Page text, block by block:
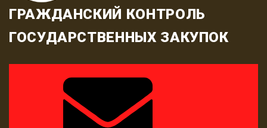
ГРАЖДАНСКИЙ КОНТРОЛЬ
ГОСУДАРСТВЕННЫХ ЗАКУПОК